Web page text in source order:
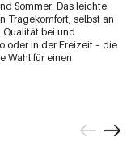
Sommer: Das leichte
Tragekomfort, selbst an
Qualität bei und
oder in der Freizeit – die
Wahl für einen